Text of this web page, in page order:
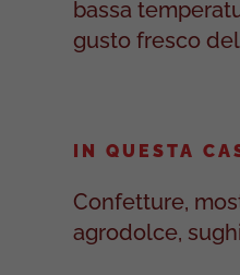
bassa
gusto fresco
IN QUESTA
Confetture,
agrodolce,